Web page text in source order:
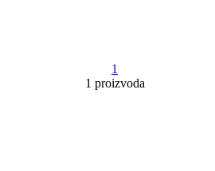
1
1 proizvoda